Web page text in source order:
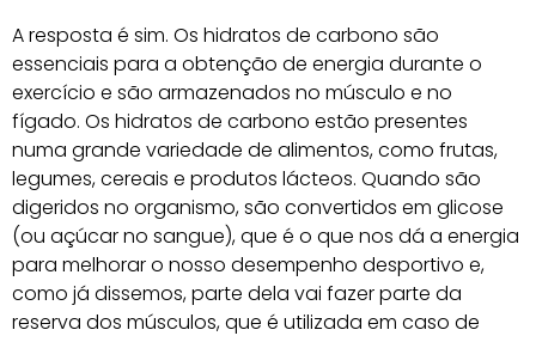
A resposta é sim. Os hidratos de carbono são
essenciais para a obtenção de energia durante o
exercício e são armazenados no músculo e no
fígado. Os hidratos de carbono estão presentes
numa grande variedade de alimentos, como frutas,
legumes, cereais e produtos lácteos. Quando são
digeridos no organismo, são convertidos em glicose
(ou açúcar no sangue), que é o que nos dá a energia
para melhorar o nosso desempenho desportivo e,
como já dissemos, parte dela vai fazer parte da
reserva dos músculos, que é utilizada em caso de